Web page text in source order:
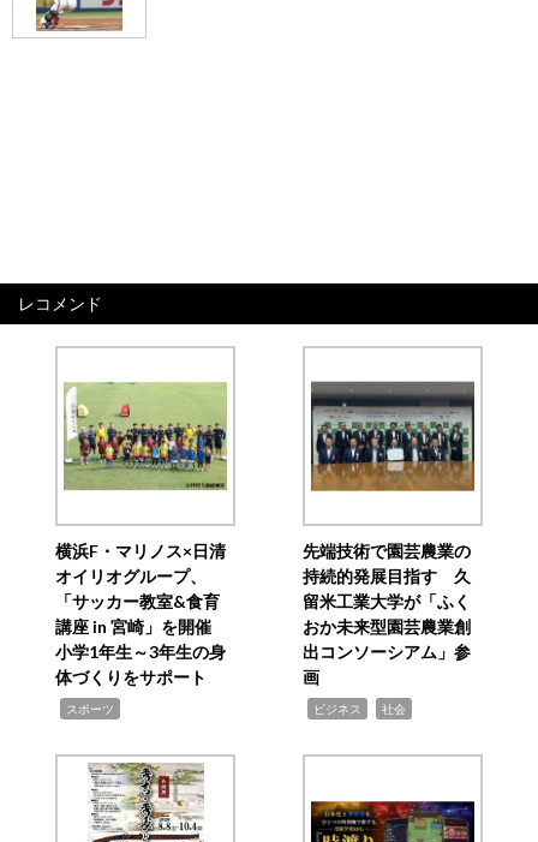
レコメンド
横浜F・マリノス×日清
オイリオグループ、
「サッカー教室&食育
講座 in 宮崎」を開催
小学1年生～3年生の身
体づくりをサポート
スポーツ
先端技術で園芸農業の
持続的発展目指す 久
留米工業大学が「ふく
おか未来型園芸農業創
出コンソーシアム」参
画
ビジネス 社会